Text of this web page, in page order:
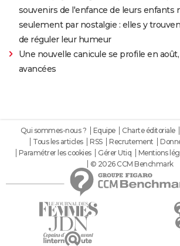
souvenirs de l'enfance de leurs enfants
seulement par nostalgie : elles y
de réguler leur humeur
Une nouvelle canicule se profile en
avancées
Qui sommes-nous ? Equipe Charte éditoriale
Tous les articles
RSS Recrutement
Paramétrer les cookies
Gérer Utiq Mentions
© 2026 CCM Benchmark